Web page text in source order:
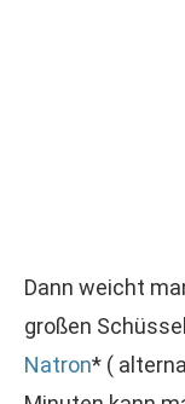
Dann weicht
großen
Natron* (